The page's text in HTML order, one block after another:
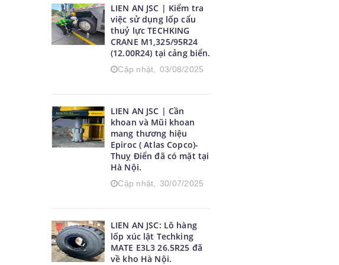
LIEN AN JSC | Kiểm tra
việc sử dụng lốp cẩu
thuỷ lực TECHKING
CRANE M1,325/95R24
(12.00R24) tại cảng biển.
Cập nhật, 03/08/2025
LIEN AN JSC | Cần
khoan và Mũi khoan
mang thương hiệu
Epiroc ( Atlas Copco)-
Thuỵ Điển đã có mặt tại
Hà Nội.
Cập nhật, 30/07/2025
LIEN AN JSC: Lô hàng
lốp xúc lật Techking
MATE E3L3 26.5R25 đã
về kho Hà Nội.